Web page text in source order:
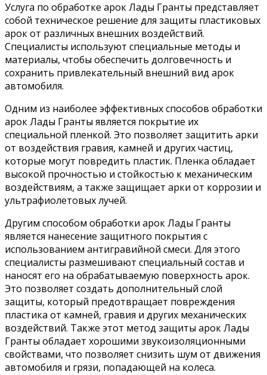
Услуга по обработке арок Лады Гранты представляет
собой техническое решение для защиты пластиковых
арок от различных внешних воздействий.
Специалисты используют специальные методы и
материалы, чтобы обеспечить долговечность и
сохранить привлекательный внешний вид арок
автомобиля.
Одним из наиболее эффективных способов обработки
арок Лады Гранты является покрытие их
специальной пленкой. Это позволяет защитить арки
от воздействия гравия, камней и других частиц,
которые могут повредить пластик. Пленка обладает
высокой прочностью и стойкостью к механическим
воздействиям, а также защищает арки от коррозии и
ультрафиолетовых лучей.
Другим способом обработки арок Лады Гранты
является нанесение защитного покрытия с
использованием антигравийной смеси. Для этого
специалисты размешивают специальный состав и
наносят его на обрабатываемую поверхность арок.
Это позволяет создать дополнительный слой
защиты, который предотвращает повреждения
пластика от камней, гравия и других механических
воздействий. Также этот метод защиты арок Лады
Гранты обладает хорошими звукоизоляционными
свойствами, что позволяет снизить шум от движения
автомобиля и грязи, попадающей на колеса.